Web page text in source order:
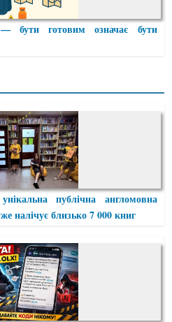
бути готовим означає бути
публічна англомовна
налічує близько 7 000 книг